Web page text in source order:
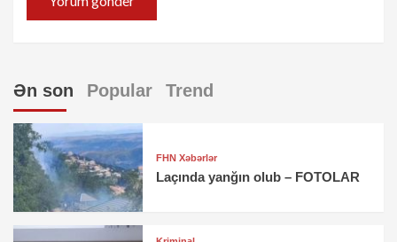
Ən son Popular Trend
FHN Xəbərlər
Laçında yanğın olub – FOTOLAR